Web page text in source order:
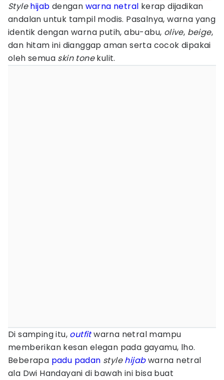
Style hijab dengan warna netral kerap dijadikan
andalan untuk tampil modis. Pasalnya, warna yang
identik dengan warna putih, abu-abu, olive, beige,
dan hitam ini dianggap aman serta cocok dipakai
oleh semua skin tonekulit.
Di samping itu, outfitwarna netral mampu
memberikan kesan elegan pada gayamu, lho.
Beberapa padu padan stylehijabwarna netral
ala Dwi Handayani di bawah ini bisa buat